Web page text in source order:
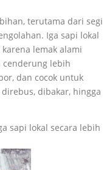
terutama dari segi
Iga sapi lokal
lemak alami
cenderung lebih
dan cocok untuk
dibakar, hingga
sapi lokal secara lebih